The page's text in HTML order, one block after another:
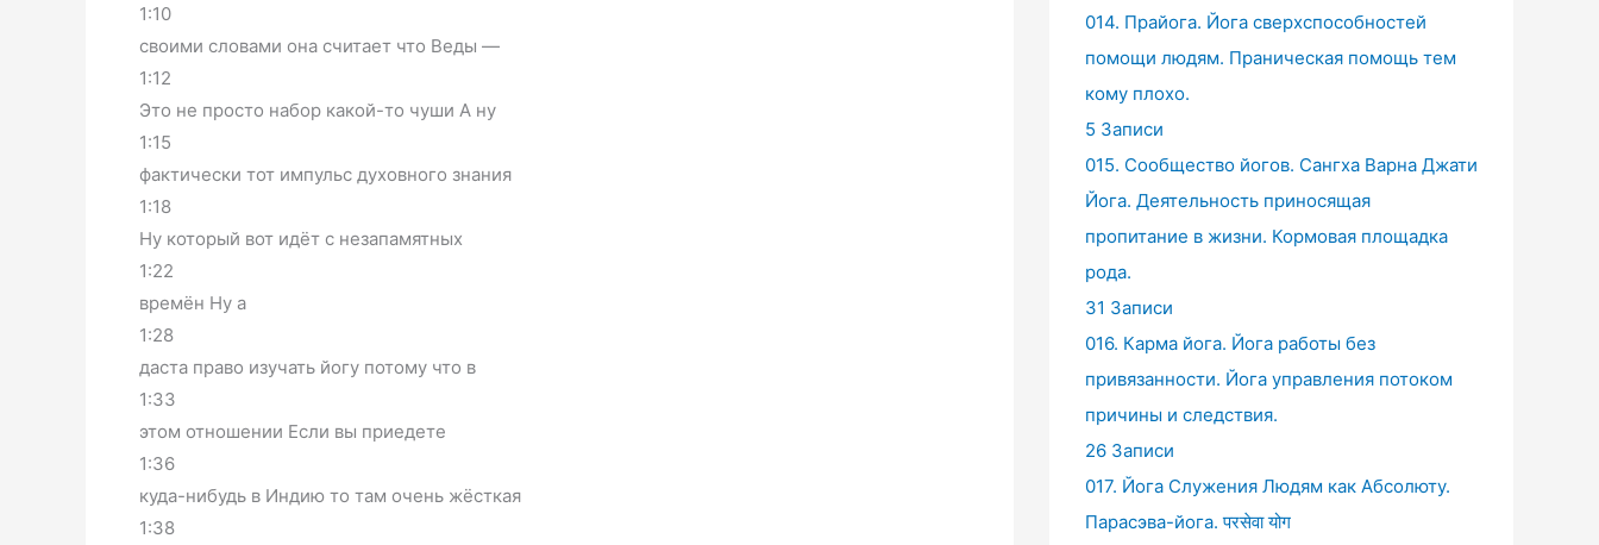
1:10
своими словами она считает что Веды —
1:12
Это не просто набор какой-то чуши А ну
1:15
фактически тот импульс духовного знания
1:18
Ну который вот идёт с незапамятных
1:22
времён Ну а
1:28
даста право изучать йогу потому что в
1:33
этом отношении Если вы приедете
1:36
куда-нибудь в Индию то там очень жёсткая
1:38
014. Прайога. Йога сверхспособностей
помощи людям. Праническая помощь тем
кому плохо.
5 Записи
015. Сообщество йогов. Сангха Варна Джати
Йога. Деятельность приносящая
пропитание в жизни. Кормовая площадка
рода.
31 Записи
016. Карма йога. Йога работы без
привязанности. Йога управления потоком
причины и следствия.
26 Записи
017. Йога Служения Людям как Абсолюту.
Парасэва-йога. परसेवा योग